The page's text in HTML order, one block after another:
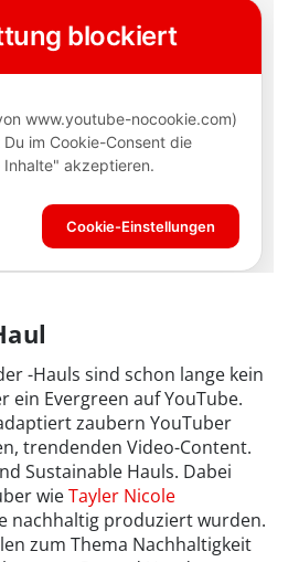
-Hauls sind schon lange kein
ein Evergreen auf YouTube.
zaubern YouTuber
trendenden Video-Content.
Sustainable Hauls. Dabei
wieTayler Nicole
nachhaltig produziert wurden.
zum Thema Nachhaltigkeit